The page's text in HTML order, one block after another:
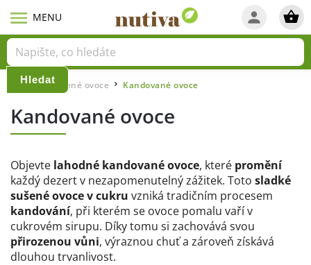
Hledat
Domů / Sušené ovoce / Kandované ovoce
Kandované ovoce
Objevte lahodné kandované ovoce, které promění
každý dezert v nezapomenutelný zážitek. Toto sladké
sušené ovoce v cukru vzniká tradičním procesem
kandování, při kterém se ovoce pomalu vaří v
cukrovém sirupu. Díky tomu si zachovává svou
přirozenou vůni, výraznou chuť a zároveň získává
dlouhou trvanlivost.